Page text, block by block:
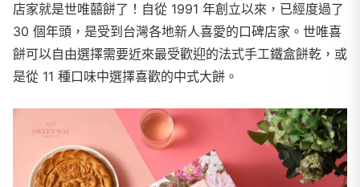
店家就是世唯囍餅了！自從 1991 年創立以來，已經度過了
30 個年頭，是受到台灣各地新人喜愛的口碑店家。世唯喜
餅可以自由選擇需要近來最受歡迎的法式手工鐵盒餅乾，或
是從 11 種口味中選擇喜歡的中式大餅。